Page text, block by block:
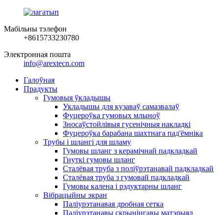
Мабільны тэлефон
+8615733230780
Электронная пошта
info@arextecn.com
Галоўная
Прадукты
Гумовыя ўкладышы
Укладышы для кузаваў самазвалаў
Фуцероўка гумовых млыноў
Зносаўстойлівыя гусенічныя накладкі
Фуцероўка барабана шахтнага пад'ёмніка
Трубы і шлангі для шламу
Гумовы шланг з керамічнай падкладкай
Гнуткі гумовы шланг
Сталёвая труба з поліўрэтанавай падкладкай
Сталёвая труба з гумовай падкладкай
Гумовы калена і рэдуктарны шланг
Вібрацыйны экран
Паліурэтанавая дробная сетка
Паліурэтанавы скрынінгавы матэрыял